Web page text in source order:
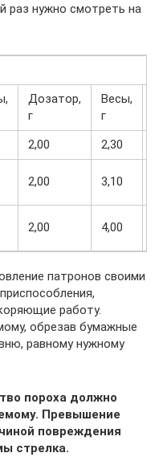
раз нужно смотреть на
Дозатор,
г
Весы,
г
2,00 2,30
2,00 3,10
2,00 4,00
патронов своими
работу.
обрезав бумажные
равному нужному
пороха должно
Превышение
повреждения
стрелка.